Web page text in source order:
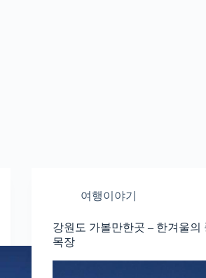
여행이야기
강원도 가볼만한곳 – 한겨울의
목장